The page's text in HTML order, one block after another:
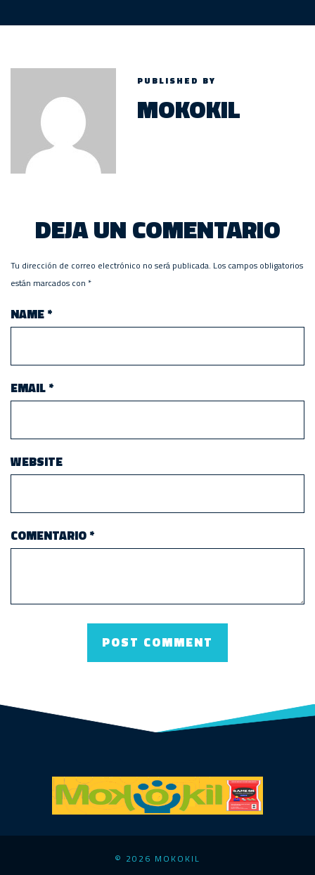
PUBLISHED BY
MOKOKIL
DEJA UN COMENTARIO
Tu dirección de correo electrónico no será publicada. Los campos obligatorios
están marcados con *
NAME*
EMAIL*
WEBSITE
COMENTARIO*
© 2026 MOKOKIL